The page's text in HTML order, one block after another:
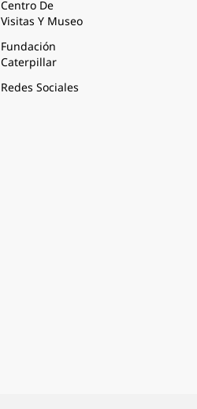
Centro De
Visitas Y Museo
Fundación
Caterpillar
Redes Sociales